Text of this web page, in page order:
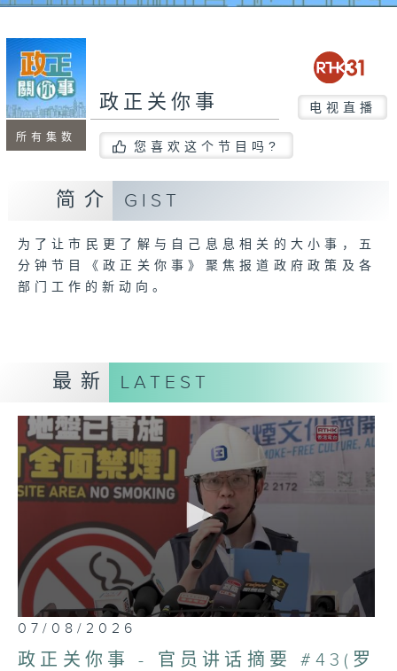
所有集数
政正关你事 电视直播
您喜欢这个节目吗?
简介 GIST
为了让市民更了解与自己息息相关的大小事，五
分钟节目《政正关你事》聚焦报道政府政策及各
部门工作的新动向。
最新 LATEST
0
seconds
of
5
07/08/2026
政正关你事 - 官员讲话摘要 #43(罗